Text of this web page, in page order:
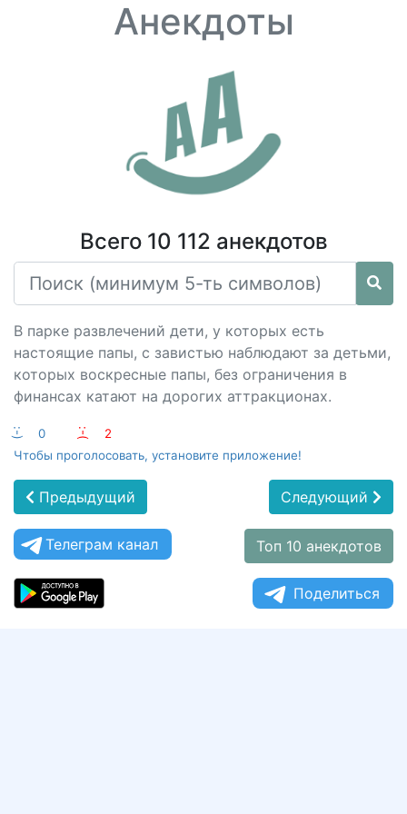
Анекдоты
Всего 10 112 анекдотов
В парке развлечений дети, у которых есть
настоящие папы, с завистью наблюдают за детьми,
которых воскресные папы, без ограничения в
финансах катают на дорогих аттракционах.
:-) 0 :-(
2
Чтобы проголосовать, установите приложение!
Предыдущий Следующий
Телеграм канал Топ 10 анекдотов
Поделиться